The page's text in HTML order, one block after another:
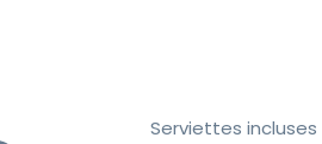
Serviettes incluses